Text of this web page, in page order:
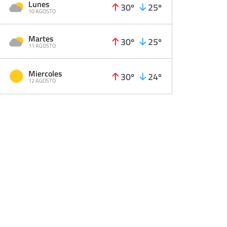
Lunes
10 AGOSTO 30º 25º
Martes
11 AGOSTO 30º 25º
Miercoles
12 AGOSTO 30º 24º